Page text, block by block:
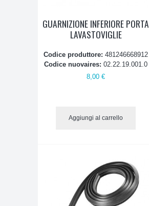
GUARNIZIONE INFERIORE PORTA
LAVASTOVIGLIE
Codice produttore:481246668912
Codice nuovaires:02.22.19.001.0
8,00 €
Aggiungi al carrello